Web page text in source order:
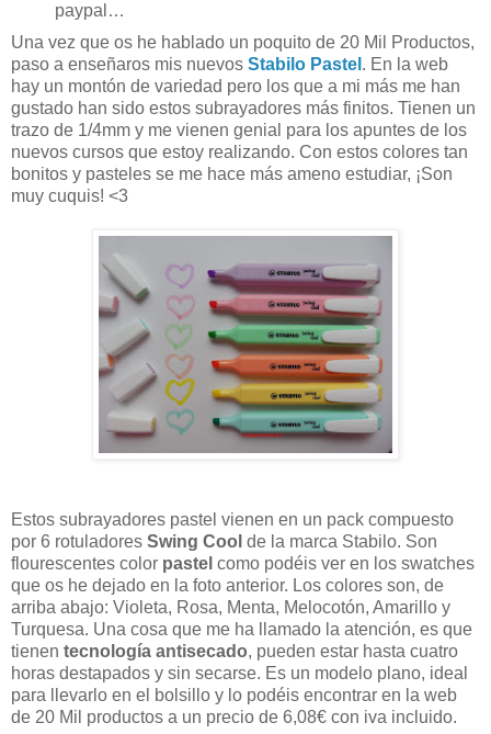
paypal…
Una vez que os he hablado un poquito de 20 Mil Productos,
paso a enseñaros mis nuevos Stabilo Pastel . En la web
hay un montón de variedad pero los que a mi más me han
gustado han sido estos subrayadores más finitos. Tienen un
trazo de 1/4mm y me vienen genial para los apuntes de los
nuevos cursos que estoy realizando. Con estos colores tan
bonitos y pasteles se me hace más ameno estudiar, ¡Son
muy cuquis! <3
Estos subrayadores pastel vienen en un pack compuesto
por 6 rotuladores Swing Cool de la marca Stabilo. Son
flourescentes color pastel como podéis ver en los swatches
que os he dejado en la foto anterior. Los colores son, de
arriba abajo: Violeta, Rosa, Menta, Melocotón, Amarillo y
Turquesa. Una cosa que me ha llamado la atención, es que
tienen tecnología antisecado, pueden estar hasta cuatro
horas destapados y sin secarse. Es un modelo plano, ideal
para llevarlo en el bolsillo y lo podéis encontrar en la web
de 20 Mil productos a un precio de 6,08€ con iva incluido.